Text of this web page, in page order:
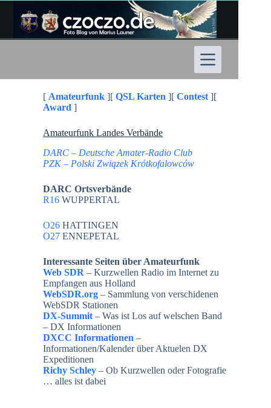
Inhalt
springen
[ Amateurfunk ][QSL Karten ][Contest ][
Award ]
Amateurfunk Landes Verbände
DARC – Deutsche Amater-Radio Club
PZK – Polski Związek Krótkofalowców
DARC Ortsverbände
R16 WUPPERTAL
O26 HATTINGEN
O27 ENNEPETAL
Interessante Seiten über Amateurfunk
Web SDR – Kurzwellen Radio im Internet zu
Empfangen aus Holland
WebSDR.org – Sammlung von verschidenen
WebSDR Stationen
DX-Summit – Was ist Los auf welschen Band
– DX Informationen
DXCC Informationen –
Informationen/Kalender über Aktuelen DX
Expeditionen
Richy Schley – Ob Kurzwellen oder Fotografie
… alles ist dabei